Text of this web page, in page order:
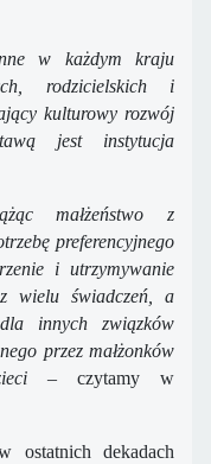
w każdym kraju
rodzicielskich i
kulturowy rozwój
jest instytucja
małżeństwo z
preferencyjnego
i utrzymywanie
z wielu świadczeń, a
innych związków
przez małżonków
– czytamy w
ostatnich dekadach